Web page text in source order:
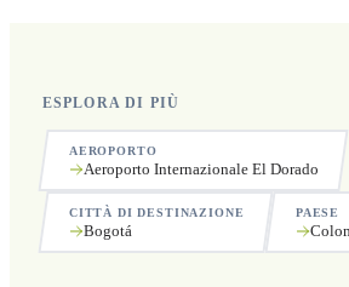
ESPLORA DI PIÙ
AEROPORTO
Aeroporto Internazionale El Dorado
CITTÀ DI DESTINAZIONE
Bogotá
PAESE